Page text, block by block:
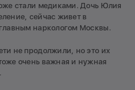
стали медиками. Дочь Юлия
сейчас живет в
наркологом Москвы.
не продолжили, но это их
очень важная и нужная